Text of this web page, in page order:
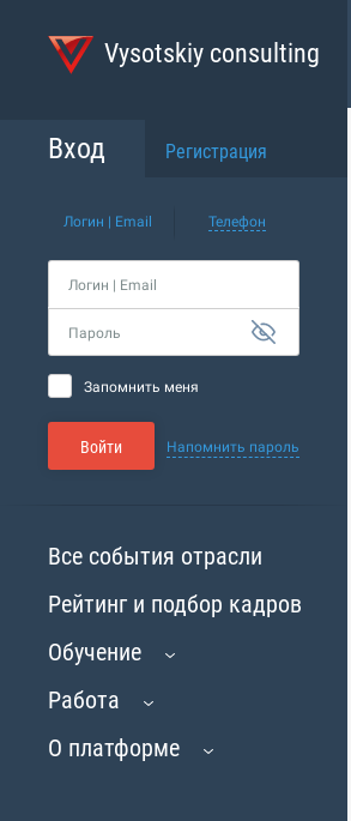
Vysotskiy consulting
Вход Регистрация
Логин | Email Телефон
Логин | Email
Пароль
Запомнить меня
Войти Напомнить пароль
Все события отрасли
Рейтинг и подбор кадров
Обучение
Работа
О платформе